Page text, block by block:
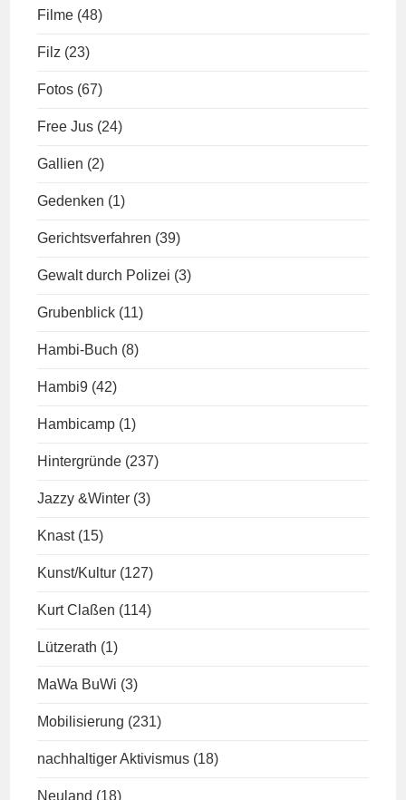
Filme (48)
Filz (23)
Fotos (67)
Free Jus (24)
Gallien (2)
Gedenken (1)
Gerichtsverfahren (39)
Gewalt durch Polizei (3)
Grubenblick (11)
Hambi-Buch (8)
Hambi9 (42)
Hambicamp (1)
Hintergründe (237)
Jazzy &Winter (3)
Knast (15)
Kunst/Kultur (127)
Kurt Claßen (114)
Lützerath (1)
MaWa BuWi (3)
Mobilisierung (231)
nachhaltiger Aktivismus (18)
Neuland (18)